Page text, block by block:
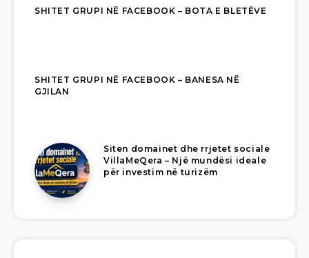
SHITET GRUPI NË FACEBOOK – BOTA E BLETËVE
SHITET GRUPI NË FACEBOOK – BANESA NË
GJILAN
Siten domainet dhe rrjetet sociale
VillaMeQera – Një mundësi ideale
për investim në turizëm